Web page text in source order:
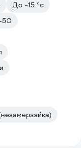
До -15 °с
50